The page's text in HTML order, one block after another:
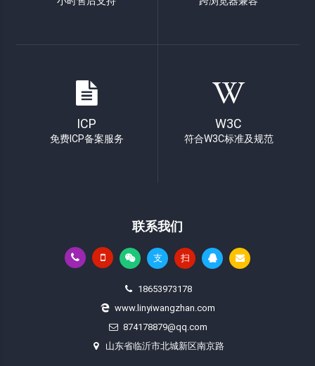
ICP
免费ICP备案服务
W3C
符合W3C标准及规范
联系我们
支 扫
18653973178
www.linyiwangzhan.com
874178879@qq.com
山东省临沂市北城新区南京路